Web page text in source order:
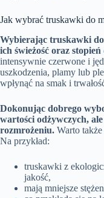
Jak wybrać truskawki do
Wybierając truskawki
ich świeżość oraz stopień
intensywnie czerwone i
uszkodzenia, plamy lub
wpłynąć na smak i
Dokonując dobrego
wartości odżywczych,
rozmrożeniu. Warto
Na przykład:
truskawki z
jakość,
mają mniejsze